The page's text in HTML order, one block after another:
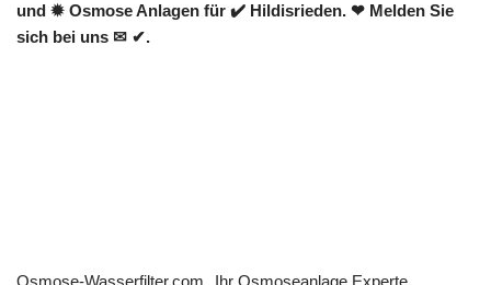
und ✹ Osmose Anlagen für ✔️ Hildisrieden. ❤ Melden Sie
sich bei uns ✉ ✔.